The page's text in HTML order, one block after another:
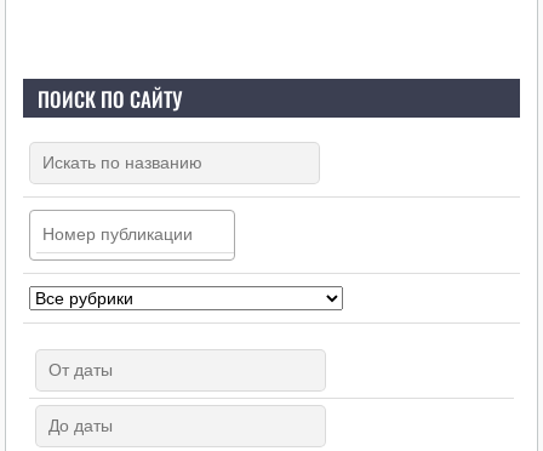
ПОИСК ПО САЙТУ